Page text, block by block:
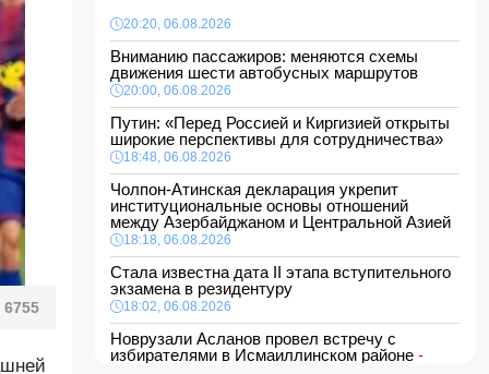
6755
20:20, 06.08.2026
Вниманию пассажиров: меняются схемы
движения шести автобусных маршрутов
20:00, 06.08.2026
Путин: «Перед Россией и Киргизией открыты
широкие перспективы для сотрудничества»
18:48, 06.08.2026
Чолпон-Атинская декларация укрепит
институциональные основы отношений
между Азербайджаном и Центральной Азией
18:18, 06.08.2026
Стала известна дата II этапа вступительного
экзамена в резидентуру
18:02, 06.08.2026
Новрузали Асланов провел встречу с
избирателями в Исмаиллинском районе -